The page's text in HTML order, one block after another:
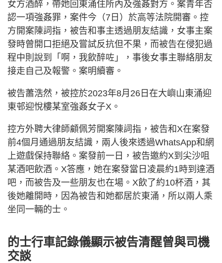
女方酒醉，帶她回東涌住所內及強姦對方。案青年否
認一項強姦罪，案件今（7日）於高等法院開審。控
方開案陳詞指，被告和事主透過朋友結識，女事主案
發時曾開口拒絕及嘗試反抗但不果，而被告在侵犯過
程中則說到「啊，我飲醉咗」，事後女事主聯絡朋友
接走自己及報警。案明續審。
被告蕭浩然，被控於2023年8月26日在大嶼山東涌迎
東邨迎悅樓某室強姦女子X。
控方外聘大律師顧佩芳開案陳詞指，被告和X在案發
前4個月通過朋友結識，兩人後來透過WhatsApp和網
上遊戲保持聯絡。案發前一日，被告邀約X到尖沙咀
某酒吧飲酒。X答應，她在案發當日凌晨約1時到達酒
吧，而被告及一些朋友也在場。X飲了約10杯酒，其
後她離開時，因為被告和她都居於東涌，所以兩人乘
坐同一輛的士。
的士行車記錄儀顯示被告清醒曾與司機
交談